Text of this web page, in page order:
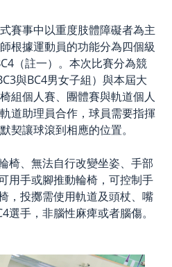
賽事中以重度肢體障礙者為主
根據運動員的功能分為四個級
（註一）。本次比賽分為競
與BC4男女子組）與本屆大
組個人賽、團體賽與軌道個人
道助理員合作，球員需要指揮
契讓球滾到相應的位置。
椅、無法自行改變坐姿、手部
用手或腳推動輪椅，可控制手
，投擲需使用軌道及頭杖、嘴
選手，非腦性麻痺或者腦傷。